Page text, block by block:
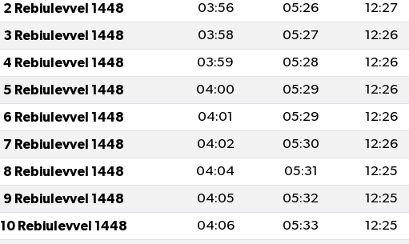
2 Rebiulevvel 1448 03:56 05:26 12:27
3 Rebiulevvel 1448 03:58 05:27 12:26
4 Rebiulevvel 1448 03:59 05:28 12:26
5 Rebiulevvel 1448 04:00 05:29 12:26
6 Rebiulevvel 1448 04:01 05:29 12:26
7 Rebiulevvel 1448 04:02 05:30 12:26
8 Rebiulevvel 1448 04:04 05:31 12:25
9 Rebiulevvel 1448 04:05 05:32 12:25
10 Rebiulevvel 1448 04:06 05:33 12:25